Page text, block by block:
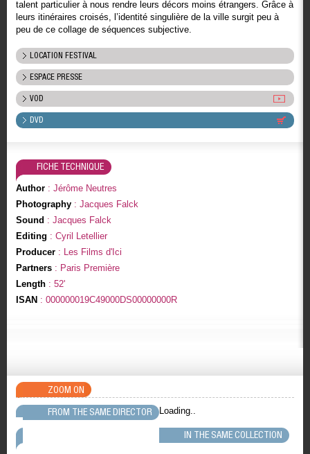
talent particulier à nous rendre leurs décors moins étrangers. Grâce à
leurs itinéraires croisés, l’identité singulière de la ville surgit peu à
peu de ce collage de séquences subjective.
LOCATION FESTIVAL
ESPACE PRESSE
VOD
DVD
FICHE TECHNIQUE
Author: Jérôme Neutres
Photography: Jacques Falck
Sound : Jacques Falck
Editing : Cyril Letellier
Producer: Les Films d'Ici
Partners: Paris Première
Length: 52'
ISAN : 000000019C49000DS00000000R
ZOOM ON
FROM THE SAME DIRECTOR
Loading..
IN THE SAME COLLECTION